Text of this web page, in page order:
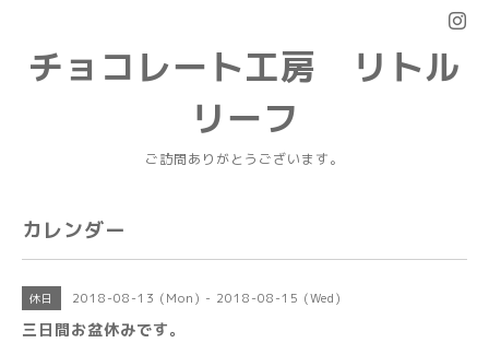
チョコレート工房 リトル
リーフ
ご訪問ありがとうございます。
カレンダー
休日 2018-08-13 (Mon) - 2018-08-15 (Wed)
三日間お盆休みです。